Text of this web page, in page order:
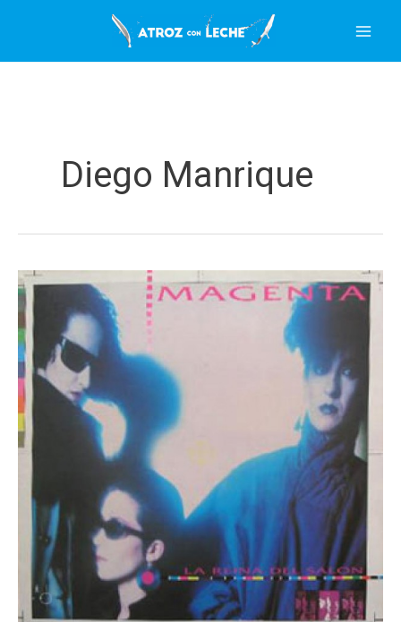
contenido
Diego Manrique